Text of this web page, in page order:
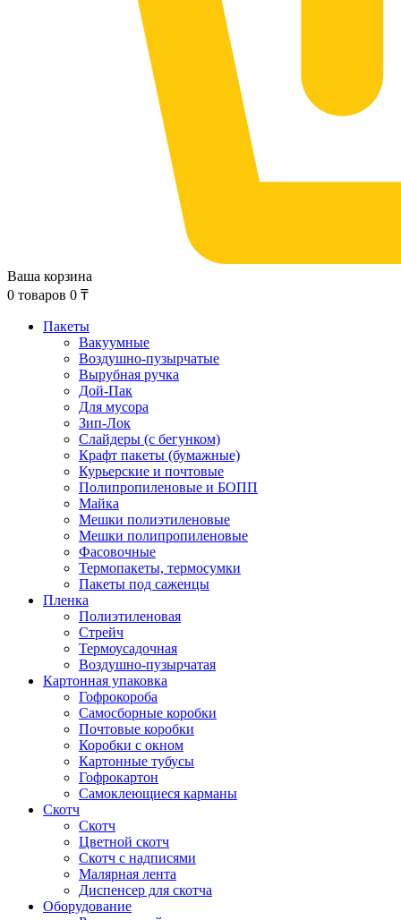
Ваша корзина
0 товаров 0 ₸
Пакеты
Вакуумные
Воздушно-пузырчатые
Вырубная ручка
Дой-Пак
Для мусора
Зип-Лок
Слайдеры (с бегунком)
Крафт пакеты (бумажные)
Курьерские и почтовые
Полипропиленовые и БОПП
Майка
Мешки полиэтиленовые
Мешки полипропиленовые
Фасовочные
Термопакеты, термосумки
Пакеты под саженцы
Пленка
Полиэтиленовая
Стрейч
Термоусадочная
Воздушно-пузырчатая
Картонная упаковка
Гофрокороба
Самосборные коробки
Почтовые коробки
Коробки с окном
Картонные тубусы
Гофрокартон
Самоклеющиеся карманы
Скотч
Скотч
Цветной скотч
Скотч с надписями
Малярная лента
Диспенсер для скотча
Оборудование